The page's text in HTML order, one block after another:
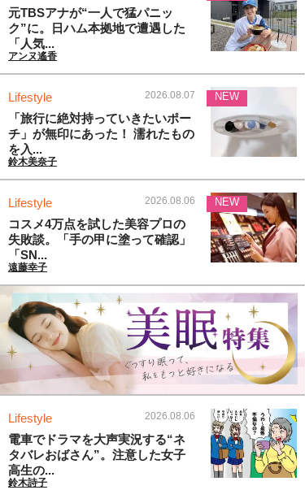
元TBSアナが“一人で猛パニッ
ク”に。日ハム本拠地で遭遇した
「人気...
アンヌ遙香
Lifestyle 2026.08.07
「旅行に絶対持っていきたいポー
チ」が無印にあった！ 濡れたもの
を入...
鈴木美奈子
NEW
Lifestyle 2026.08.06
コスメ4万点を試した美容プロの
失敗談。「手の甲に塗って確認」
「SN...
遠藤幸子
NEW
Lifestyle 2026.08.06
電車でドラマを大声実況する“ネ
タバレおばさん”。注意した女子
高生の...
鈴木詩子